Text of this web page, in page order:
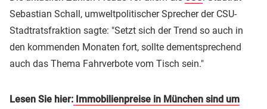
Sebastian Schall, umweltpolitischer Sprecher der CSU-
Stadtratsfraktion sagte: "Setzt sich der Trend so auch in
den kommenden Monaten fort, sollte dementsprechend
auch das Thema Fahrverbote vom Tisch sein."
Lesen Sie hier: Immobilienpreise in München sind um